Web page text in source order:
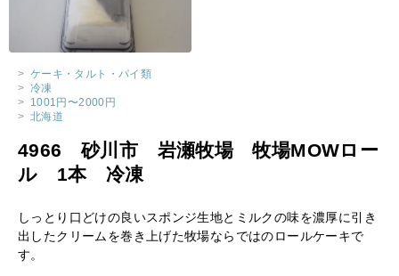
> ケーキ・タルト・パイ類
> 冷凍
> 1001円〜2000円
> 北海道
4966 砂川市 岩瀬牧場 牧場MOWロー
ル 1本 冷凍
しっとり口どけの良いスポンジ生地とミルクの味を濃厚に引き
出したクリームを巻き上げた牧場ならではのロールケーキで
す。